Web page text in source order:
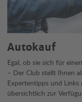
Autokauf
Egal, ob sie sich für
– Der Club stellt Ihnen
Expertentipps und
übersichtlich zur